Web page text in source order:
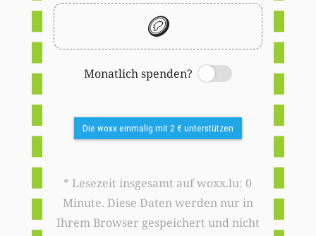
🪙
Monatlich spenden?
Switch
Die woxx einmalig mit 2 € unterstützen
* Lesezeit insgesamt auf woxx.lu: 0
Minute. Diese Daten werden nur in
Ihrem Browser gespeichert und nicht